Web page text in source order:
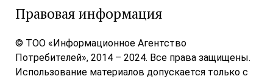
Правовая информация
© ТОО «Информационное Агентство
Потребителей», 2014 – 2024. Все права защищены.
Использование материалов допускается только с